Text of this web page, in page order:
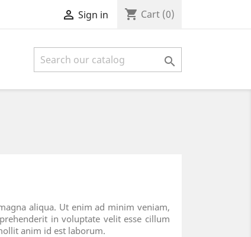
 Sign in shopping_cart Cart (0)

aliqua. Ut enim ad minim veniam,
in voluptate velit esse cillum
anim id est laborum.